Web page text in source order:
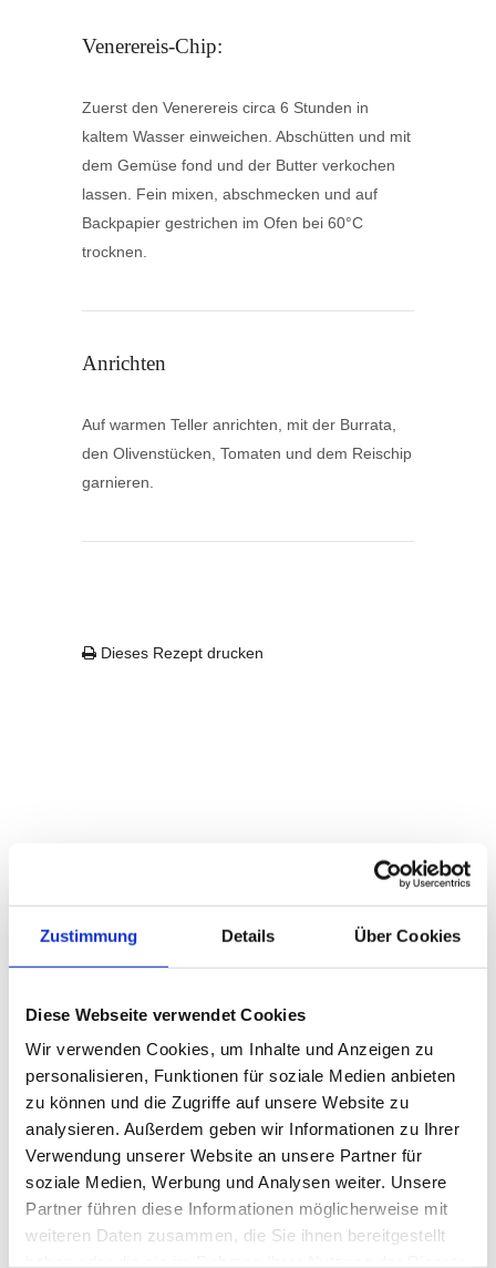
Zustimmung Details Über Cookies
Diese Webseite verwendet Cookies
Wir verwenden Cookies, um Inhalte und Anzeigen zu
personalisieren, Funktionen für soziale Medien anbieten
zu können und die Zugriffe auf unsere Website zu
analysieren. Außerdem geben wir Informationen zu Ihrer
Verwendung unserer Website an unsere Partner für
soziale Medien, Werbung und Analysen weiter. Unsere
Partner führen diese Informationen möglicherweise mit
weiteren Daten zusammen, die Sie ihnen bereitgestellt
Venerereis-Chip:
Zuerst den Venerereis circa 6 Stunden in
kaltem Wasser einweichen. Abschütten und mit
dem Gemüse fond und der Butter verkochen
lassen. Fein mixen, abschmecken und auf
Backpapier gestrichen im Ofen bei 60°C
trocknen.
Anrichten
Auf warmen Teller anrichten, mit der Burrata,
den Olivenstücken, Tomaten und dem Reischip
garnieren.
Dieses Rezept drucken
Autor
Frank Oerthle
Das Arté ist eines von drei Restaurants des
Grand Hotel Villa Castagnolain
Lugano/Tessin und das einzige Sterne-
Restaurant in Lugano. Küchenchef Frank
Oerthle wurde 2009 vom Gault Millau zum
Aufsteiger des Jahres gekürt, seit 2010 hat das